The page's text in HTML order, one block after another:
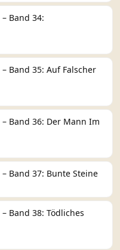
– Band 34:
– Band 35: Auf Falscher
– Band 36: Der Mann Im
– Band 37: Bunte Steine
– Band 38: Tödliches